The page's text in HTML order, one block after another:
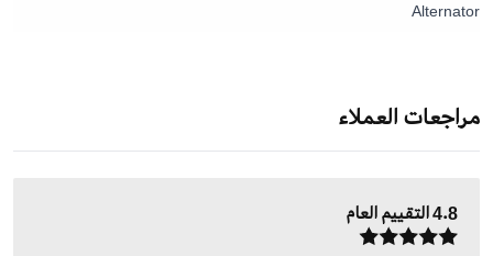
Alternator
مراجعات العملاء
4.8التقييم العام